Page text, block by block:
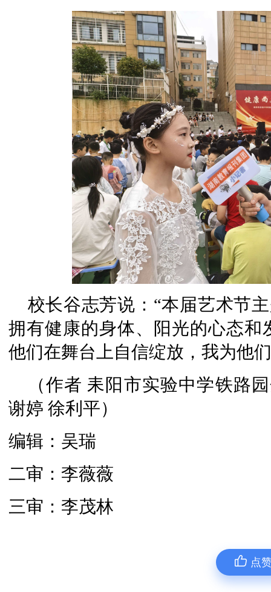
校长谷志芳说：“本届艺术节
拥有健康的身体、阳光的心态
他们在舞台上自信绽放，我为他
（作者 耒阳市实验中学铁路
谢婷 徐利平）
编辑：吴瑞
二审：李薇薇
三审：李茂林
点